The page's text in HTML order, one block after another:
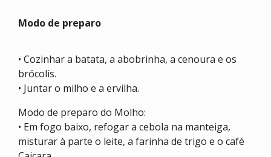
Modo de preparo
• Cozinhar a batata, a abobrinha, a cenoura e os
brócolis.
• Juntar o milho e a ervilha.
Modo de preparo do Molho:
• Em fogo baixo, refogar a cebola na manteiga,
misturar à parte o leite, a farinha de trigo e o café